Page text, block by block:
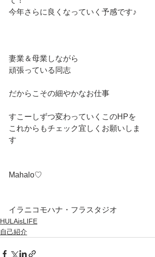
今年さらに良くなっていく予感です♪
妻業＆母業しながら
頑張っている同志
だからこその細やかなお仕事
すこーしずつ変わっていくこのHPを
これからもチェック宜しくお願いしま
す
Mahalo♡
イラニコモハナ・フラスタジオ
HULAisLIFE
自己紹介